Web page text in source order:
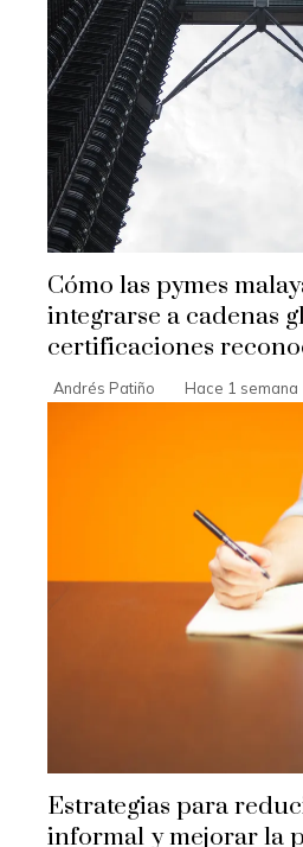
Cómo las pymes
integrarse a cadenas
certificaciones
Andrés Patiño Hace 1 semana
Estrategias para
informal y mejorar la